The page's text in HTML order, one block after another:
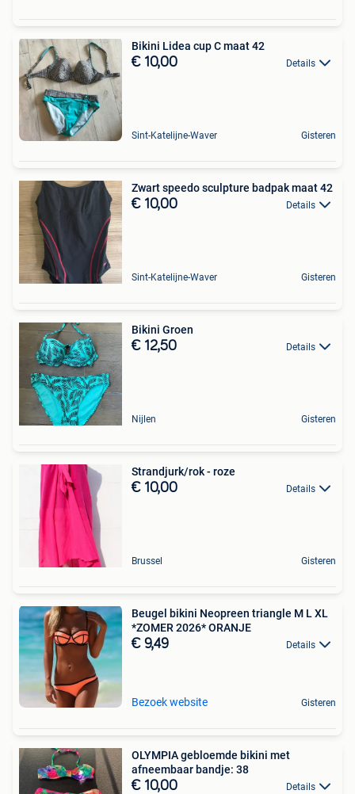
Bikini Lidea cup C maat 42
€ 10,00 Details
Sint-Katelijne-Waver Gisteren
Zwart speedo sculpture badpak maat 42
€ 10,00 Details
Sint-Katelijne-Waver Gisteren
Bikini Groen
€ 12,50 Details
Nijlen Gisteren
Strandjurk/rok - roze
€ 10,00 Details
Brussel Gisteren
Beugel bikini Neopreen triangle M L XL
*ZOMER 2026* ORANJE
€ 9,49 Details
Bezoek website Gisteren
OLYMPIA gebloemde bikini met
afneembaar bandje: 38
€ 10,00 Details